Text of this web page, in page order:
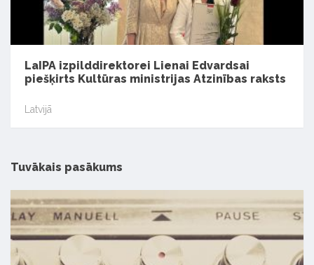
LaIPA izpilddirektorei Lienai Edvardsai
piešķirts Kultūras ministrijas Atzinības raksts
Latvijā
Tuvākais pasākums